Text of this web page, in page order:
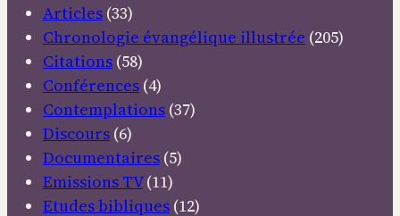
Articles (33)
Chronologie évangélique illustrée (205)
Citations (58)
Conférences (4)
Contemplations (37)
Discours (6)
Documentaires (5)
Emissions TV(11)
Etudes bibliques (12)